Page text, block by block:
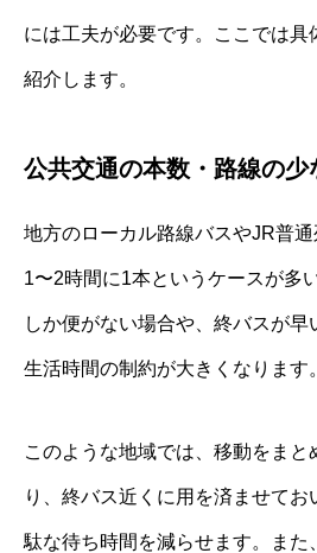
には工夫が必要です。ここでは具
紹介します。
公共交通の本数・路線の少
地方のローカル路線バスやJR普
1〜2時間に1本というケースが多
しか便がない場合や、終バスが早
生活時間の制約が大きくなります。
このような地域では、移動をま
り、終バス近くに用を済ませて
駄な待ち時間を減らせます。また